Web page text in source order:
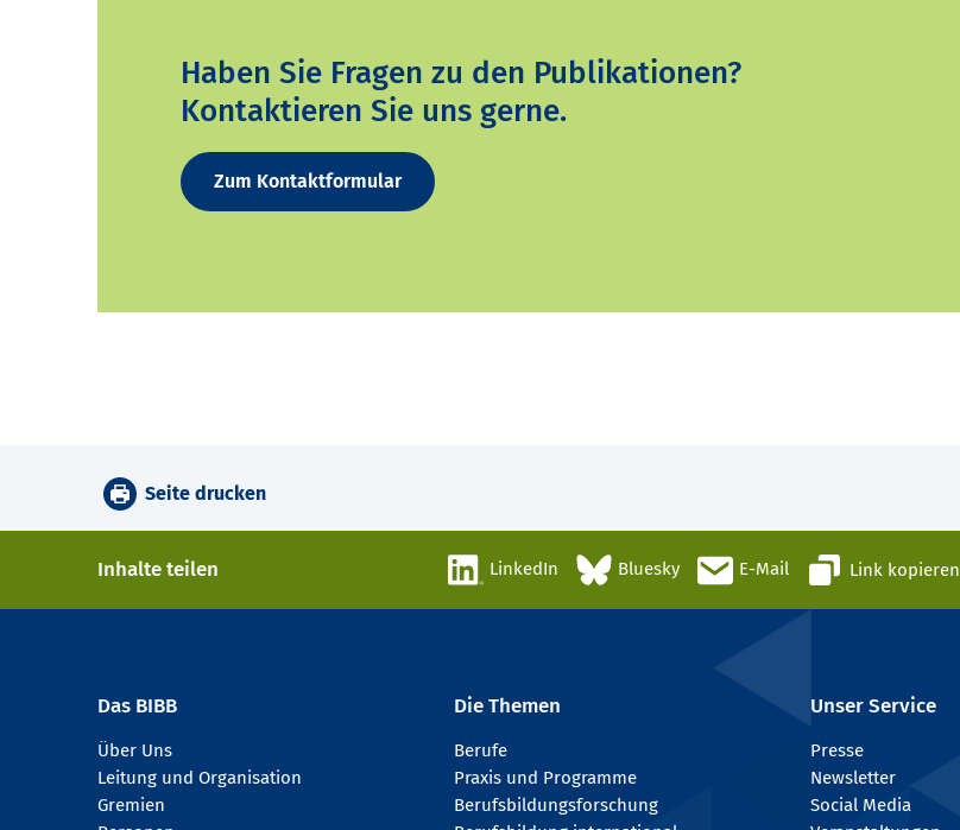
Haben Sie Fragen zu den Publikationen?
Kontaktieren Sie uns gerne.
Zum Kontaktformular
Seite drucken
Inhalte teilen LinkedIn Bluesky E-Mail Link kopieren
Das BIBB
Über Uns
Leitung und Organisation
Gremien
Die Themen
Berufe
Praxis und Programme
Berufsbildungsforschung
Unser Service
Presse
Newsletter
Social Media